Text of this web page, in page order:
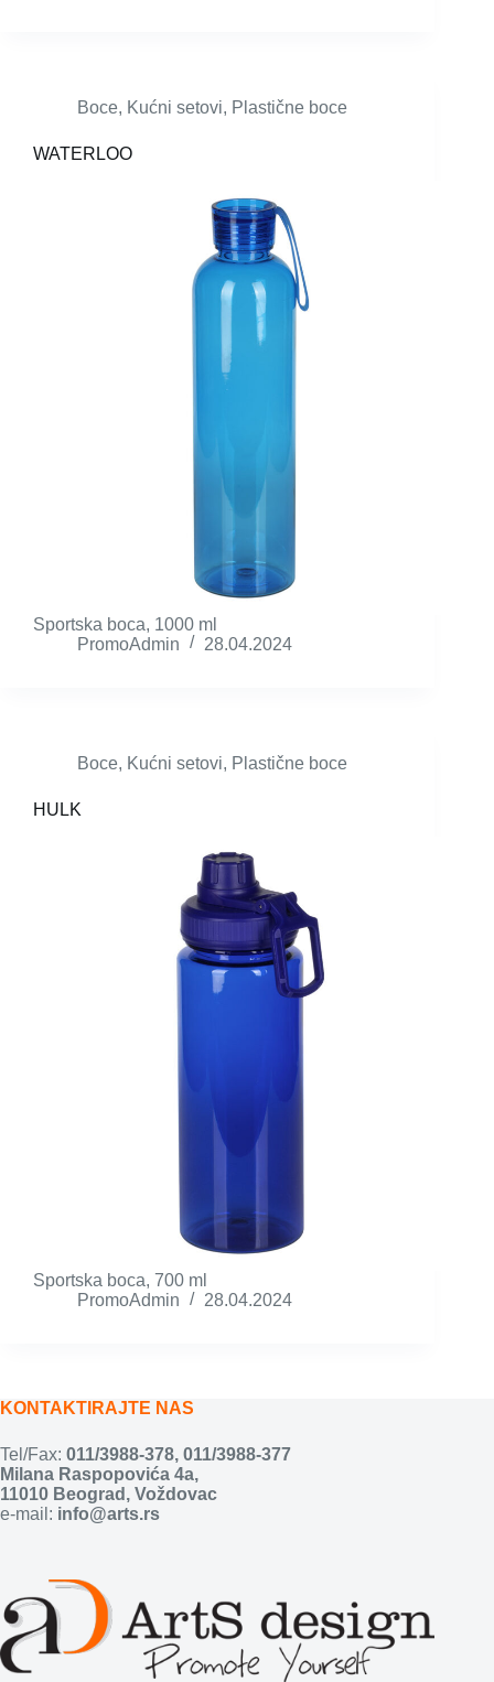
Boce, Kućni setovi, Plastične boce
WATERLOO
Sportska boca, 1000 ml
PromoAdmin
28.04.2024
Boce, Kućni setovi, Plastične boce
HULK
Sportska boca, 700 ml
PromoAdmin
28.04.2024
KONTAKTIRAJTE NAS
Tel/Fax: 011/3988-378, 011/3988-377
Milana Raspopovića 4a,
11010 Beograd, Voždovac
e-mail: info@arts.rs